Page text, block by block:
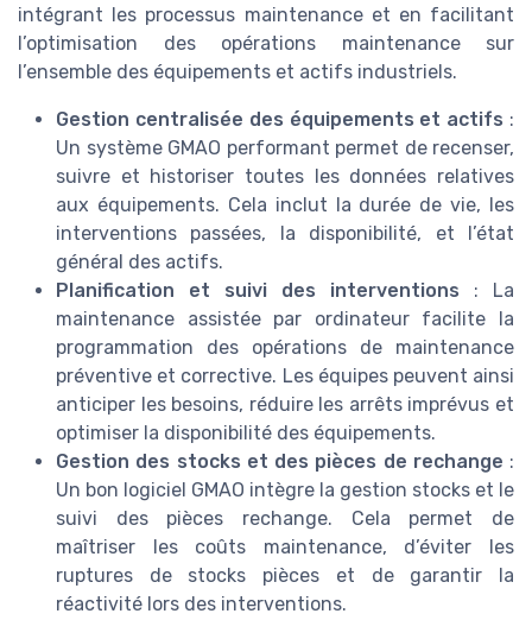
intégrant les processus maintenance et en facilitant
l’optimisation des opérations maintenance sur
l’ensemble des équipements et actifs industriels.
Gestion centralisée des équipements et actifs :
Un système GMAO performant permet de recenser,
suivre et historiser toutes les données relatives
aux équipements. Cela inclut la durée de vie, les
interventions passées, la disponibilité, et l’état
général des actifs.
Planification et suivi des interventions : La
maintenance assistée par ordinateur facilite la
programmation des opérations de maintenance
préventive et corrective. Les équipes peuvent ainsi
anticiper les besoins, réduire les arrêts imprévus et
optimiser la disponibilité des équipements.
Gestion des stocks et des pièces de rechange :
Un bon logiciel GMAO intègre la gestion stocks et le
suivi des pièces rechange. Cela permet de
maîtriser les coûts maintenance, d’éviter les
ruptures de stocks pièces et de garantir la
réactivité lors des interventions.